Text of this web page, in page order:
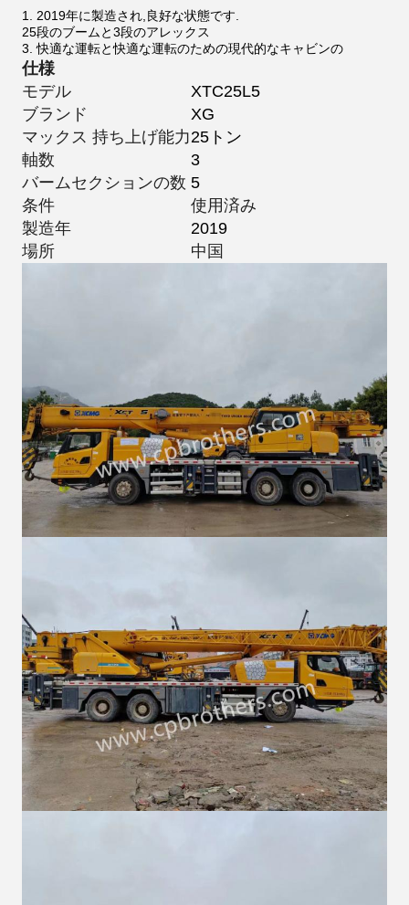
1. 2019年に製造され,良好な状態です.
25段のブームと3段のアレックス
3. 快適な運転と快適な運転のための現代的なキャビンの
仕様
モデル
XTC25L5
ブランド
XG
マックス 持ち上げ能力25トン
軸数
3
バームセクションの数 5
条件
使用済み
製造年
2019
場所
中国